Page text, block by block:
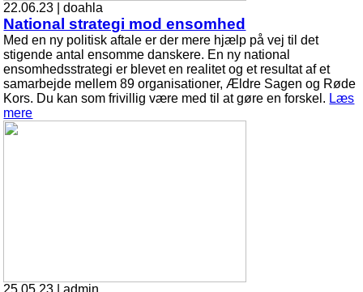
22.06.23 | doahla
National strategi mod ensomhed
Med en ny politisk aftale er der mere hjælp på vej til det
stigende antal ensomme danskere. En ny national
ensomhedsstrategi er blevet en realitet og et resultat af et
samarbejde mellem 89 organisationer, Ældre Sagen og Røde
Kors. Du kan som frivillig være med til at gøre en forskel. Læs
mere
25.05.23 | admin